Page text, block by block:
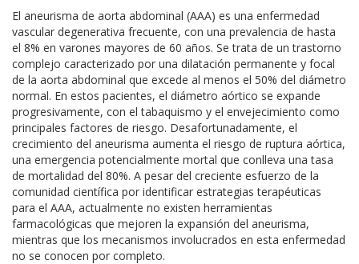
El aneurisma de aorta abdominal (AAA) es una enfermedad
vascular degenerativa frecuente, con una prevalencia de hasta
el 8% en varones mayores de 60 años. Se trata de un trastorno
complejo caracterizado por una dilatación permanente y focal
de la aorta abdominal que excede al menos el 50% del diámetro
normal. En estos pacientes, el diámetro aórtico se expande
progresivamente, con el tabaquismo y el envejecimiento como
principales factores de riesgo. Desafortunadamente, el
crecimiento del aneurisma aumenta el riesgo de ruptura aórtica,
una emergencia potencialmente mortal que conlleva una tasa
de mortalidad del 80%. A pesar del creciente esfuerzo de la
comunidad científica por identificar estrategias terapéuticas
para el AAA, actualmente no existen herramientas
farmacológicas que mejoren la expansión del aneurisma,
mientras que los mecanismos involucrados en esta enfermedad
no se conocen por completo.